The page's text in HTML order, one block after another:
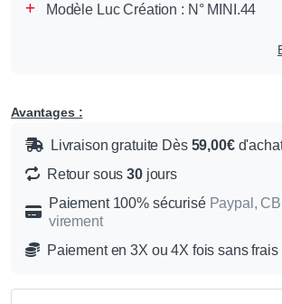
Modèle Luc Création : N° MINI.44
Avantages :
Livraison gratuite Dès 59,00€
Retour sous30jours
Paiement 100% sécurisé Paypal,
virement
Paiement en 3X ou 4X fois sans